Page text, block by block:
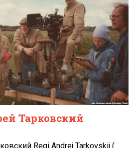
Тарковский
Regi Andrej Tarkovskij (